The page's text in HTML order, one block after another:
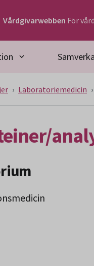
Vårdgivarwebben För
Laboratoriemedicin